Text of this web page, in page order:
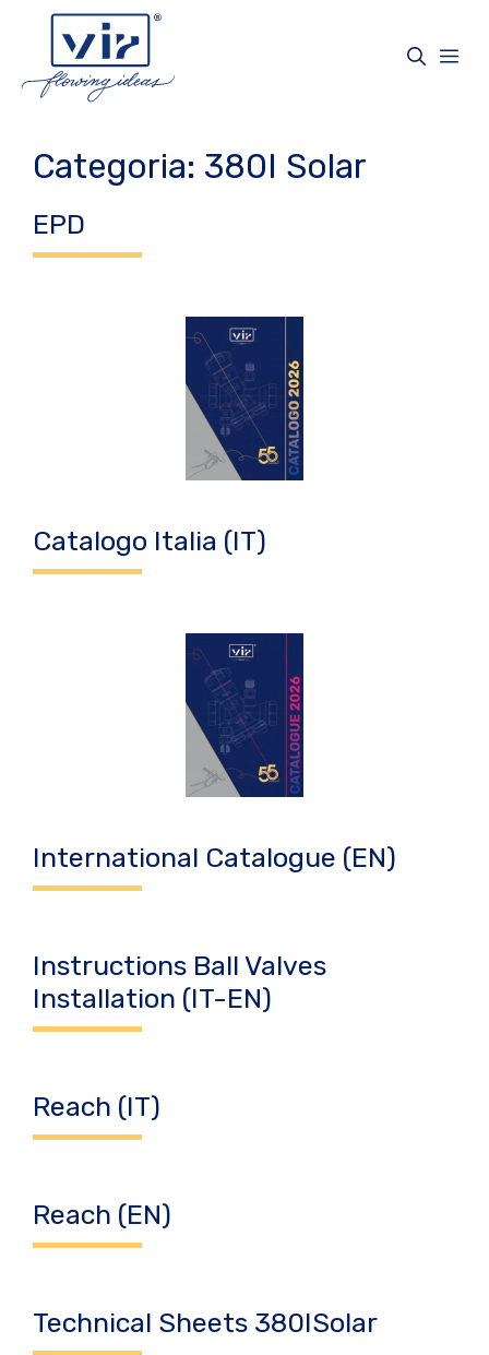
contenuto
Categoria: 380I Solar
EPD
Catalogo Italia (IT)
International Catalogue (EN)
Instructions Ball Valves
Installation (IT-EN)
Reach (IT)
Reach (EN)
Technical Sheets 380ISolar